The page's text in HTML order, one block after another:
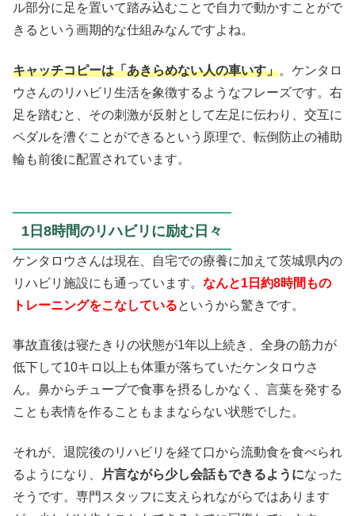
ル部分に足を置いて踏み込むことで自力で動かすことがで
きるという画期的な仕組みなんですよね。
キャッチコピーは「あきらめない人の車いす」。ケンタロ
ウさんのリハビリ生活を象徴するようなフレーズです。右
足を踏むと、その刺激が反射として左足に伝わり、交互に
ペダルを漕ぐことができるという原理で、転倒防止の補助
輪も前後に配置されています。
1日8時間のリハビリに励む日々
ケンタロウさんは現在、自宅での療養に加えて茨城県内の
リハビリ施設にも通っています。 なんと1日約8時間もの
トレーニングをこなしているというから驚きです。
事故直後は寝たきりの状態が1年以上続き、全身の筋力が
低下して10キロ以上も体重が落ちていたケンタロウさ
ん。鼻からチューブで食事を摂るしかなく、言葉を発する
ことも表情を作ることもままならない状態でした。
それが、退院後のリハビリを経て口から流動食を食べられ
るようになり、
片言ながら少し会話もできるようになった
そうです。専門スタッフに支えられながらではあります